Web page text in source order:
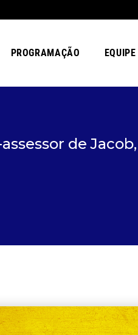
PROGRAMAÇÃO EQUIPE
de